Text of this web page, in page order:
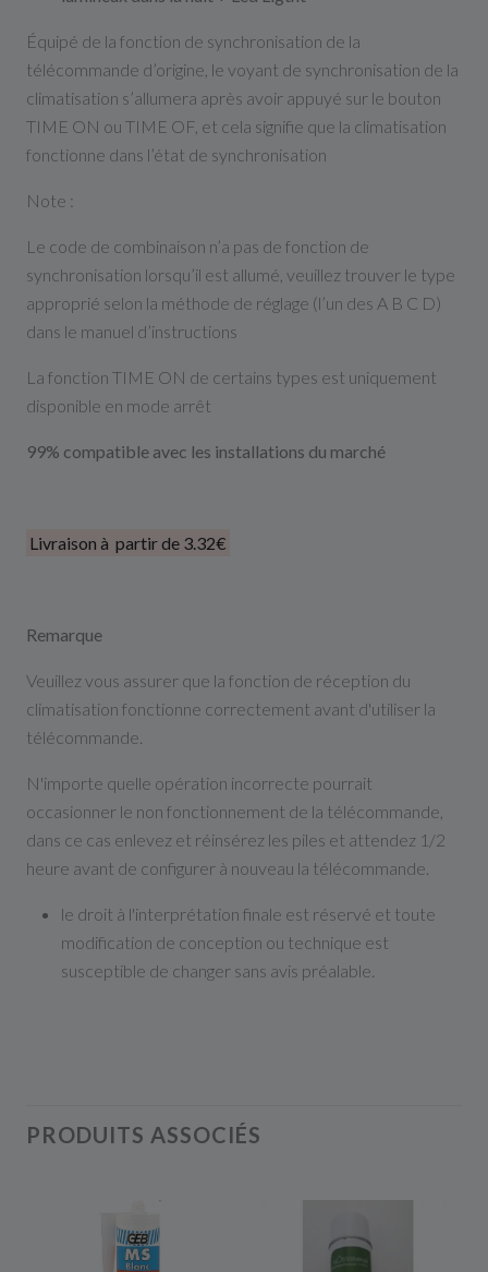
Équipé de la fonction de synchronisation de la
télécommande d’origine, le voyant de synchronisation de la
climatisation s’allumera après avoir appuyé sur le bouton
TIME ON ou TIME OF, et cela signifie que la climatisation
fonctionne dans l’état de synchronisation
Note :
Le code de combinaison n’a pas de fonction de
synchronisation lorsqu’il est allumé, veuillez trouver le type
approprié selon la méthode de réglage (l’un des A B C D)
dans le manuel d’instructions
La fonction TIME ON de certains types est uniquement
disponible en mode arrêt
99% compatible avec les installations du marché
Livraison à partir de 3.32€
Remarque
Veuillez vous assurer que la fonction de réception du
climatisation fonctionne correctement avant d'utiliser la
télécommande.
N'importe quelle opération incorrecte pourrait
occasionner le non fonctionnement de la télécommande,
dans ce cas enlevez et réinsérez les piles et attendez 1/2
heure avant de configurer à nouveau la télécommande.
le droit à l'interprétation finale est réservé et toute
modification de conception ou technique est
susceptible de changer sans avis préalable.
PRODUITS ASSOCIÉS